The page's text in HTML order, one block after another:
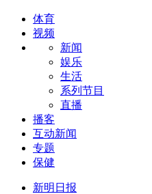
体育
视频
新闻
娱乐
生活
系列节目
直播
播客
互动新闻
专题
保健
新明日报